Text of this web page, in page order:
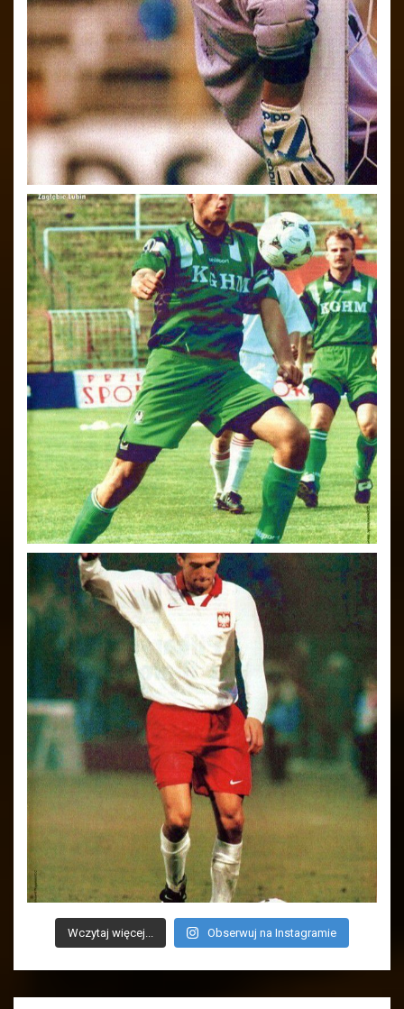
Wczytaj więcej... Obserwuj na Instagramie